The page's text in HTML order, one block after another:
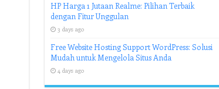
HP Harga 1 Jutaan Realme: Pilihan Terbaik
dengan Fitur Unggulan
3 days ago
Free Website Hosting Support WordPress: Solusi
Mudah untuk Mengelola Situs Anda
4 days ago